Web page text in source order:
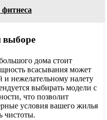
выборе
дома стоит
всасывания может
и нежелательному налету
выбирать модели с
что позволит
условия вашего жилья
чистоты.